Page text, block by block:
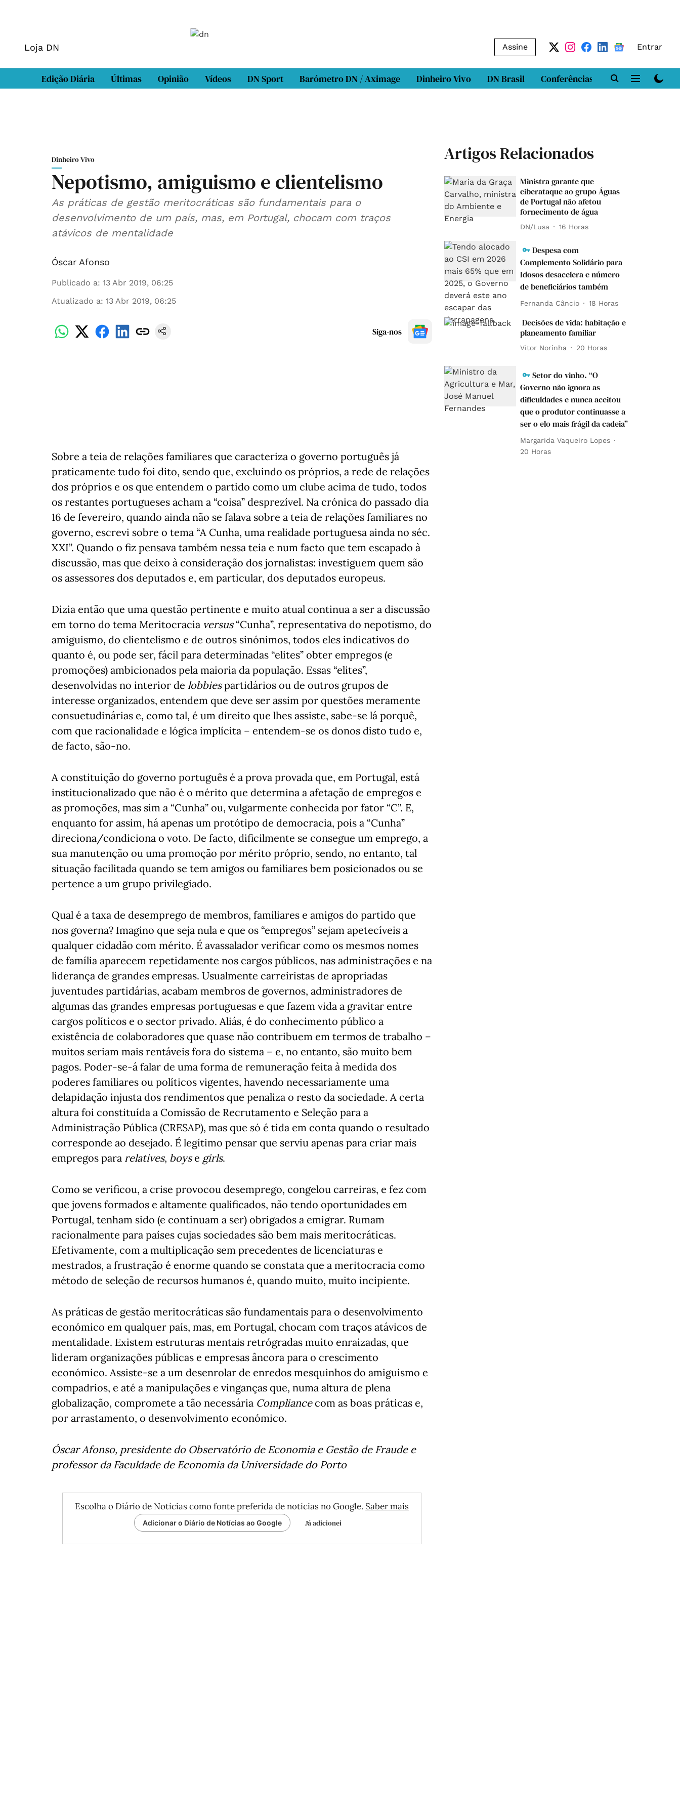
Loja DN Assine Entrar
Edição Diária Últimas Opinião Vídeos DN Sport Barómetro DN / Aximage Dinheiro Vivo DN Brasil Conferências DN LAB
Dinheiro Vivo
Nepotismo, amiguismo e clientelismo
As práticas de gestão meritocráticas são fundamentais para o
desenvolvimento de um país, mas, em Portugal, chocam com traços
atávicos de mentalidade
Óscar Afonso
Publicado a: 13 Abr 2019, 06:25
Atualizado a: 13 Abr 2019, 06:25
Siga-nos
Sobre a teia de relações familiares que caracteriza o governo português já
praticamente tudo foi dito, sendo que, excluindo os próprios, a rede de relações
dos próprios e os que entendem o partido como um clube acima de tudo, todos
os restantes portugueses acham a “coisa” desprezível. Na crónica do passado dia
16 de fevereiro, quando ainda não se falava sobre a teia de relações familiares no
governo, escrevi sobre o tema “A Cunha, uma realidade portuguesa ainda no séc.
XXI”. Quando o fiz pensava também nessa teia e num facto que tem escapado à
discussão, mas que deixo à consideração dos jornalistas: investiguem quem são
os assessores dos deputados e, em particular, dos deputados europeus.
Dizia então que uma questão pertinente e muito atual continua a ser a discussão
em torno do tema Meritocracia versus“Cunha”, representativa do nepotismo, do
amiguismo, do clientelismo e de outros sinónimos, todos eles indicativos do
quanto é, ou pode ser, fácil para determinadas “elites” obter empregos (e
promoções) ambicionados pela maioria da população. Essas “elites”,
desenvolvidas no interior de lobbiespartidários ou de outros grupos de
interesse organizados, entendem que deve ser assim por questões meramente
consuetudinárias e, como tal, é um direito que lhes assiste, sabe-se lá porquê,
com que racionalidade e lógica implícita – entendem-se os donos disto tudo e,
de facto, são-no.
A constituição do governo português é a prova provada que, em Portugal, está
institucionalizado que não é o mérito que determina a afetação de empregos e
as promoções, mas sim a “Cunha” ou, vulgarmente conhecida por fator “C”. E,
enquanto for assim, há apenas um protótipo de democracia, pois a “Cunha”
direciona/condiciona o voto. De facto, dificilmente se consegue um emprego, a
sua manutenção ou uma promoção por mérito próprio, sendo, no entanto, tal
situação facilitada quando se tem amigos ou familiares bem posicionados ou se
pertence a um grupo privilegiado.
Qual é a taxa de desemprego de membros, familiares e amigos do partido que
nos governa? Imagino que seja nula e que os “empregos” sejam apetecíveis a
qualquer cidadão com mérito. É avassalador verificar como os mesmos nomes
de família aparecem repetidamente nos cargos públicos, nas administrações e na
liderança de grandes empresas. Usualmente carreiristas de apropriadas
juventudes partidárias, acabam membros de governos, administradores de
algumas das grandes empresas portuguesas e que fazem vida a gravitar entre
cargos políticos e o sector privado. Aliás, é do conhecimento público a
existência de colaboradores que quase não contribuem em termos de trabalho –
muitos seriam mais rentáveis fora do sistema – e, no entanto, são muito bem
pagos. Poder-se-á falar de uma forma de remuneração feita à medida dos
poderes familiares ou políticos vigentes, havendo necessariamente uma
delapidação injusta dos rendimentos que penaliza o resto da sociedade. A certa
altura foi constituída a Comissão de Recrutamento e Seleção para a
Administração Pública (CRESAP), mas que só é tida em conta quando o resultado
corresponde ao desejado. É legítimo pensar que serviu apenas para criar mais
empregos para relatives, boyse girls.
Como se verificou, a crise provocou desemprego, congelou carreiras, e fez com
que jovens formados e altamente qualificados, não tendo oportunidades em
Portugal, tenham sido (e continuam a ser) obrigados a emigrar. Rumam
racionalmente para países cujas sociedades são bem mais meritocráticas.
Efetivamente, com a multiplicação sem precedentes de licenciaturas e
mestrados, a frustração é enorme quando se constata que a meritocracia como
método de seleção de recursos humanos é, quando muito, muito incipiente.
As práticas de gestão meritocráticas são fundamentais para o desenvolvimento
económico em qualquer país, mas, em Portugal, chocam com traços atávicos de
mentalidade. Existem estruturas mentais retrógradas muito enraizadas, que
lideram organizações públicas e empresas âncora para o crescimento
económico. Assiste-se a um desenrolar de enredos mesquinhos do amiguismo e
compadrios, e até a manipulações e vinganças que, numa altura de plena
globalização, compromete a tão necessária Compliancecom as boas práticas e,
por arrastamento, o desenvolvimento económico.
Óscar Afonso, presidente do Observatório de Economia e Gestão de Fraude e
professor da Faculdade de Economia da Universidade do Porto
Escolha o Diário de Notícias como fonte preferida de notícias no Google. Saber mais
Adicionar o Diário de Notícias ao Google Já adicionei
Artigos Relacionados
Ministra garante que
ciberataque ao grupo Águas
de Portugal não afetou
fornecimento de água
DN/Lusa 16 Horas
Despesa com
Complemento Solidário para
Idosos desacelera e número
de beneficiários também
Fernanda Câncio 18 Horas
Decisões de vida: habitação e
planeamento familiar
Vítor Norinha 20 Horas
Setor do vinho. “O
Governo não ignora as
dificuldades e nunca aceitou
que o produtor continuasse a
ser o elo mais frágil da cadeia”
Margarida Vaqueiro Lopes
20 Horas